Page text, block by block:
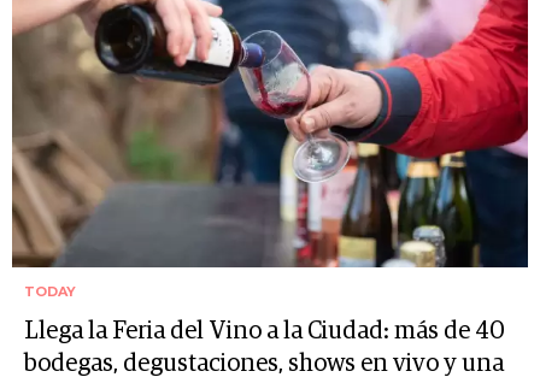
TODAY
Llega la Feria del Vino a la Ciudad: más de 40
bodegas, degustaciones, shows en vivo y una